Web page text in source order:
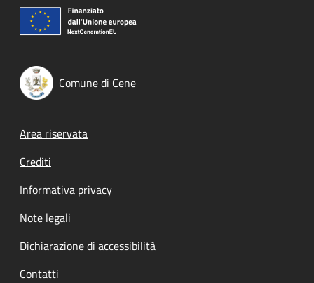
Comune di Cene
Footer menu
Area riservata
Crediti
Informativa privacy
Note legali
Dichiarazione di accessibilità
Contatti